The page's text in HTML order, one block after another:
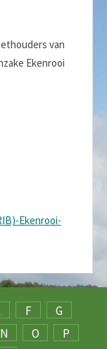
van
Ekenrooi
Ekenrooi-
F
G
N O
P